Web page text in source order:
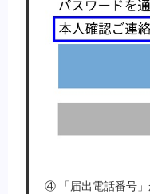
④ 「届出電話番号」